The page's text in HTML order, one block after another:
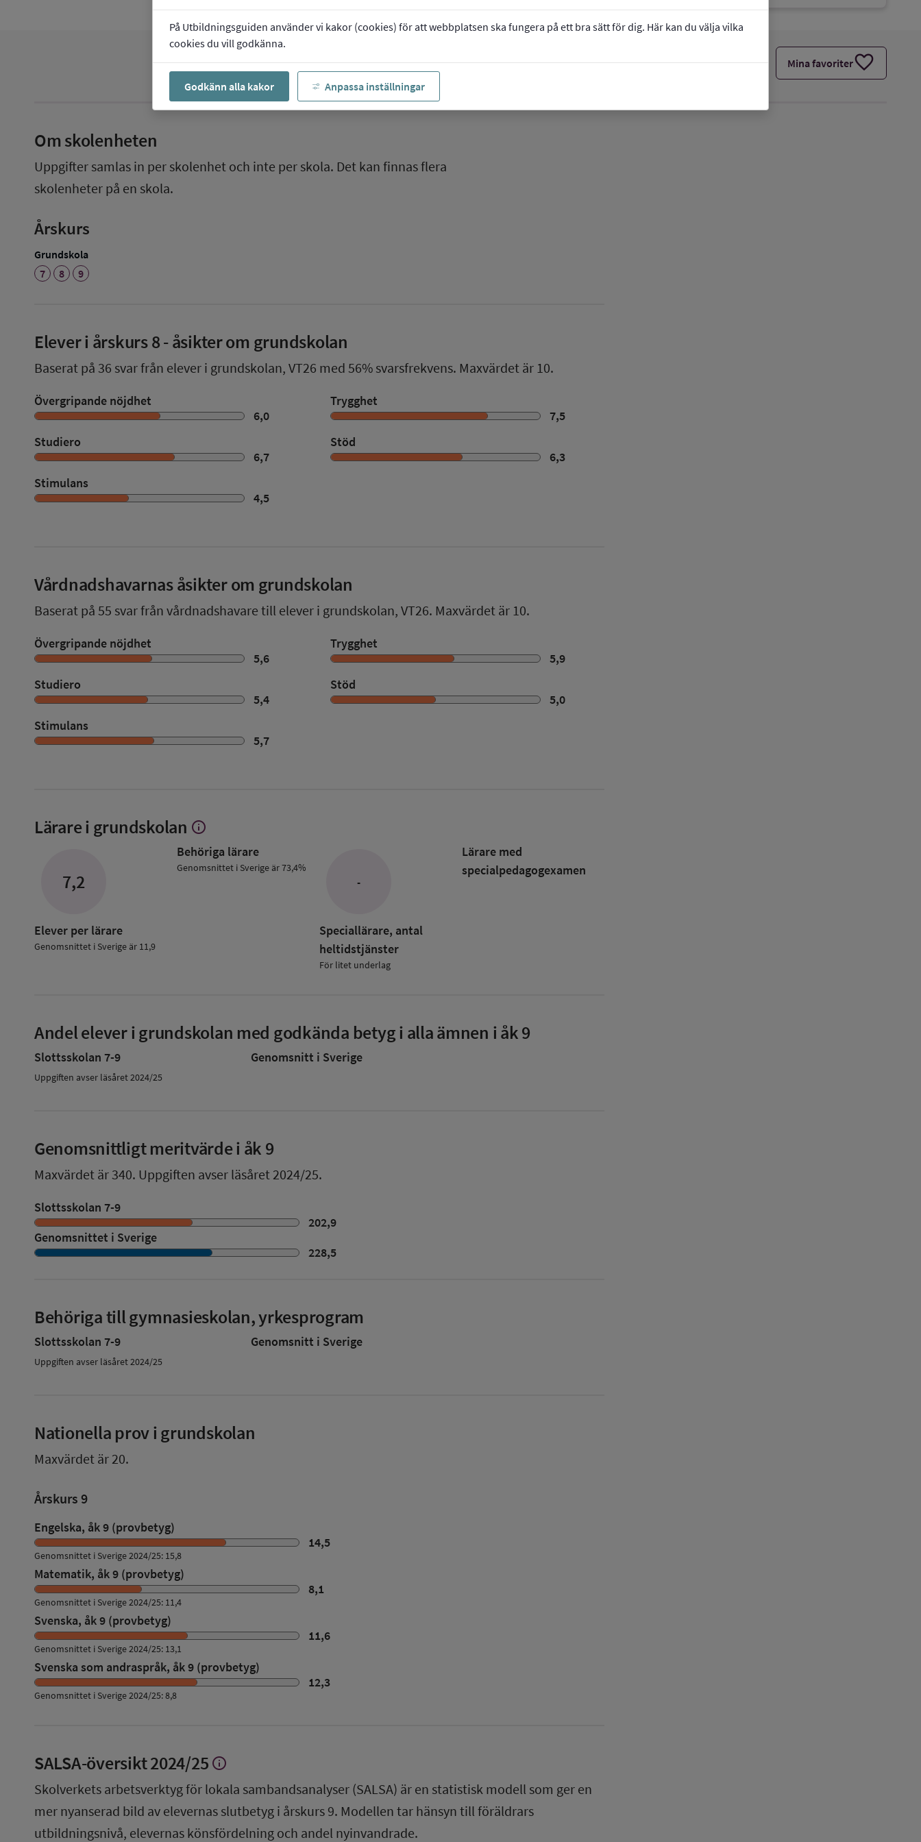
På Utbildningsguiden använder vi kakor (cookies) för att webbplatsen ska fungera på ett bra sätt för dig. Här kan du välja vilka
cookies du vill godkänna.
Godkänn alla kakor Anpassa inställningar
Mina favoriterfavorite
Om skolenheten
Uppgifter samlas in per skolenhet och inte per skola. Det kan finnas flera
skolenheter på en skola.
Årskurs
Grundskola
7
8 9
Elever i årskurs 8- åsikter om grundskolan
Baserat på 36 svar från elever i grundskolan, VT26 med 56% svarsfrekvens. Maxvärdet är 10.
Övergripande nöjdhet
6,0
Trygghet
7,5
Studiero
6,7
Stöd
6,3
Stimulans
4,5
Vårdnadshavarnas åsikter om grundskolan
Baserat på 55 svar från vårdnadshavare till elever i grundskolan, VT26. Maxvärdet är 10.
Övergripande nöjdhet
5,6
Trygghet
5,9
Studiero
5,4
Stöd
5,0
Stimulans
5,7
Lärare i grundskolan Visa
om
Lärare
info
7,2
Elever per lärare
Genomsnittet i Sverige är 11,9
Behöriga lärare
Genomsnittet i Sverige är 73,4%
-
Speciallärare, antal
heltidstjänster
För litet underlag
Lärare med
specialpedagog­examen
Andel elever i grundskolan med godkända betyg i alla ämnen i åk 9
Slottsskolan 7-9 Genomsnitt i Sverige
Uppgiften avser läsåret 2024/25
Genomsnittligt meritvärde i åk 9
Maxvärdet är 340. Uppgiften avser läsåret 2024/25.
Slottsskolan 7-9
202,9
Genomsnittet i Sverige
228,5
Behöriga till gymnasieskolan, yrkesprogram
Slottsskolan 7-9 Genomsnitt i Sverige
Uppgiften avser läsåret 2024/25
Nationella prov i grundskolan
Maxvärdet är 20.
Årskurs 9
Engelska, åk 9 (provbetyg)
14,5
Genomsnittet i Sverige 2024/25: 15,8
Matematik, åk 9 (provbetyg)
8,1
Genomsnittet i Sverige 2024/25: 11,4
Svenska, åk 9 (provbetyg)
11,6
Genomsnittet i Sverige 2024/25: 13,1
Svenska som andraspråk, åk 9 (provbetyg)
12,3
Genomsnittet i Sverige 2024/25: 8,8
SALSA-översikt2024/25 Visa
om
SALSA-
översikt
info
Skolverkets arbetsverktyg för lokala sambandsanalyser (SALSA) är en statistisk modell som ger en
mer nyanserad bild av elevernas slutbetyg i årskurs 9. Modellen tar hänsyn till föräldrars
utbildningsnivå, elevernas könsfördelning och andel nyinvandrade.